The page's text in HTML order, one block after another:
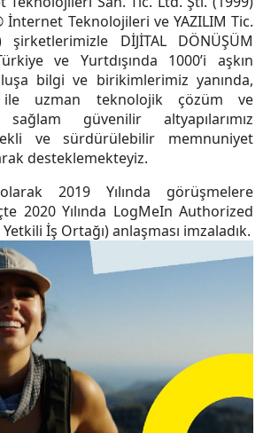
İnternet Teknolojileri ve YAZILIM Tic.
DİJİTAL DÖNÜŞÜM
ve Yurtdışında 1000’i aşkın
bilgi ve birikimlerimiz yanında,
ile uzman teknolojik çözüm ve
sağlam güvenilir altyapılarımız
ve sürdürülebilir memnuniyet
desteklemekteyiz.
2019 Yılında görüşmelere
2020 Yılında LogMeIn Authorized
İş Ortağı) anlaşması imzaladık.